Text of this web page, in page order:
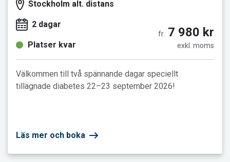
Stockholm alt. distans
2 dagar
Platser kvar
fr. 7 980 kr
exkl. moms
Välkommen till två spännande dagar speciellt
tillägnade diabetes 22–23 september 2026!
Läs mer och boka